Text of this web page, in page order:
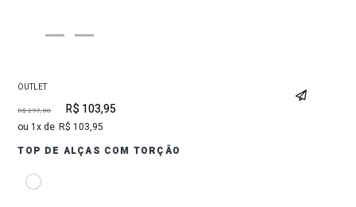
OUTLET
R$ 297,00 R$ 103,95
1 R$ 103,95
TOP DE ALÇAS COM TORÇÃO